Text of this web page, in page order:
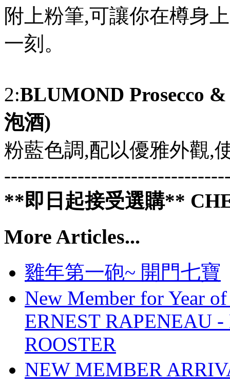
附上粉筆,可讓你在樽身
一刻。
2:BLUMOND Prosecco
泡酒)
粉藍色調,配以優雅外觀,
**即日起接受選購**
More Articles...
雞年第一砲~ 開門七寶
New Member for Year
ERNEST RAPENEAU
ROOSTER
NEW MEMBER